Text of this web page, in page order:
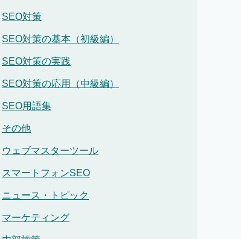
SEO対策
SEO対策の基本（初級編）
SEO対策の実践
SEO対策の応用（中級編）
SEO用語集
その他
ウェブマスターツール
スマートフォンSEO
ニュース・トピック
マーケティング